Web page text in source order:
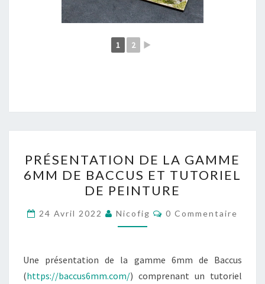
1 2 ►
DE
LA
GAMME
6MM
DE
ET
TUTORIEL
PRÉSENTATION DE LA GAMME
6MM DE BACCUS ET TUTORIEL
DE PEINTURE
24 Avril 2022 Nicofig Commentaires
0 Commentaire
Une présentation de la gamme 6mm de Baccus
(https://baccus6mm.com/) comprenant un tutoriel